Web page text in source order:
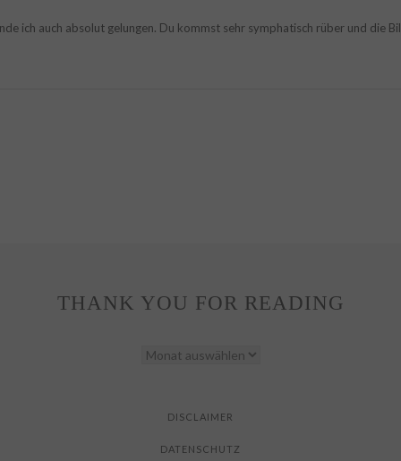
ich auch absolut gelungen. Du kommst sehr symphatisch rüber und die
THANK YOU FOR READING
YOU
DISCLAIMER
DATENSCHUTZ